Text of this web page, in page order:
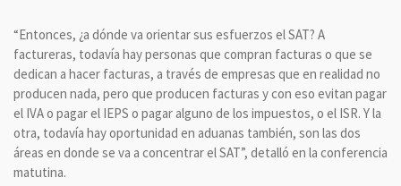
“Entonces, ¿a dónde va orientar sus esfuerzos el SAT? A
factureras, todavía hay personas que compran facturas o que se
dedican a hacer facturas, a través de empresas que en realidad no
producen nada, pero que producen facturas y con eso evitan pagar
el IVA o pagar el IEPS o pagar alguno de los impuestos, o el ISR. Y la
otra, todavía hay oportunidad en aduanas también, son las dos
áreas en donde se va a concentrar el SAT”, detalló en la conferencia
matutina.